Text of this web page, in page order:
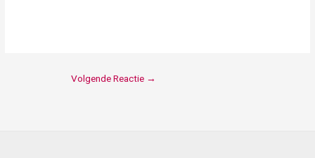
Volgende Reactie →